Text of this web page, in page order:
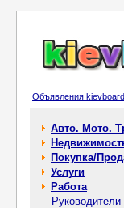
Объявления
Авто. Мото.
Покупка/
Услуги
Работа
Руководители